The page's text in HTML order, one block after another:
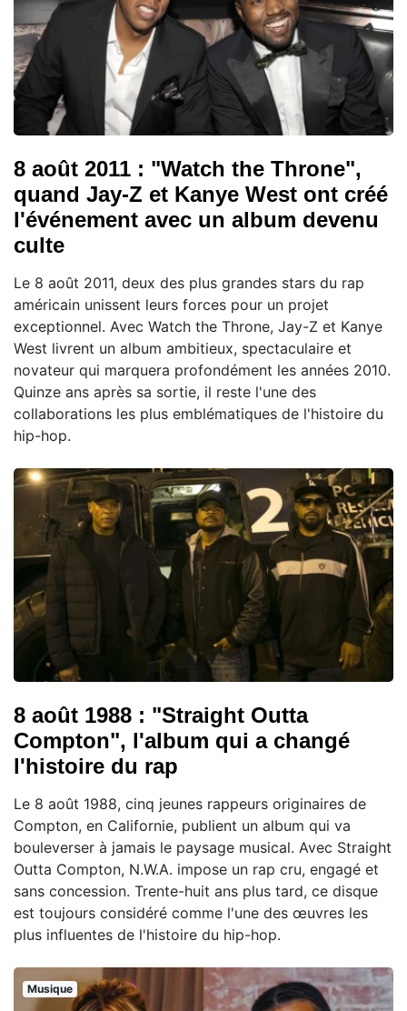
8 août 2011 : "Watch the Throne",
quand Jay-Z et Kanye West ont créé
l'événement avec un album devenu
culte
Le 8 août 2011, deux des plus grandes stars du rap
américain unissent leurs forces pour un projet
exceptionnel. Avec Watch the Throne, Jay-Z et Kanye
West livrent un album ambitieux, spectaculaire et
novateur qui marquera profondément les années 2010.
Quinze ans après sa sortie, il reste l'une des
collaborations les plus emblématiques de l'histoire du
hip-hop.
8 août 1988 : "Straight Outta
Compton", l'album qui a changé
l'histoire du rap
Le 8 août 1988, cinq jeunes rappeurs originaires de
Compton, en Californie, publient un album qui va
bouleverser à jamais le paysage musical. Avec Straight
Outta Compton, N.W.A. impose un rap cru, engagé et
sans concession. Trente-huit ans plus tard, ce disque
est toujours considéré comme l'une des œuvres les
plus influentes de l'histoire du hip-hop.
Musique